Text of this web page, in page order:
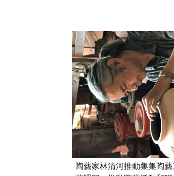
陶藝家林清河推動集集陶